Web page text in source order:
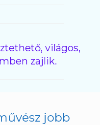
világos,
zajlik.
jobb